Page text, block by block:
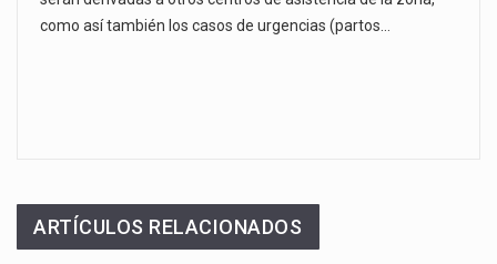
como así también los casos de urgencias (partos…
ARTÍCULOS RELACIONADOS